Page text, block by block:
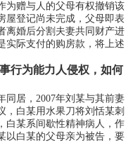
为赠与人的父母有权撤销该
屋登记尚未完成，父母即表
离婚后分割夫妻共同财产进
实际支付的购房款，将上述
行为能力人侵权，如何
居，2007年刘某与其前妻
，白某用水果刀将刘恬某刺
白某系间歇性精神病人，作
以白某的父母亲为被告，要